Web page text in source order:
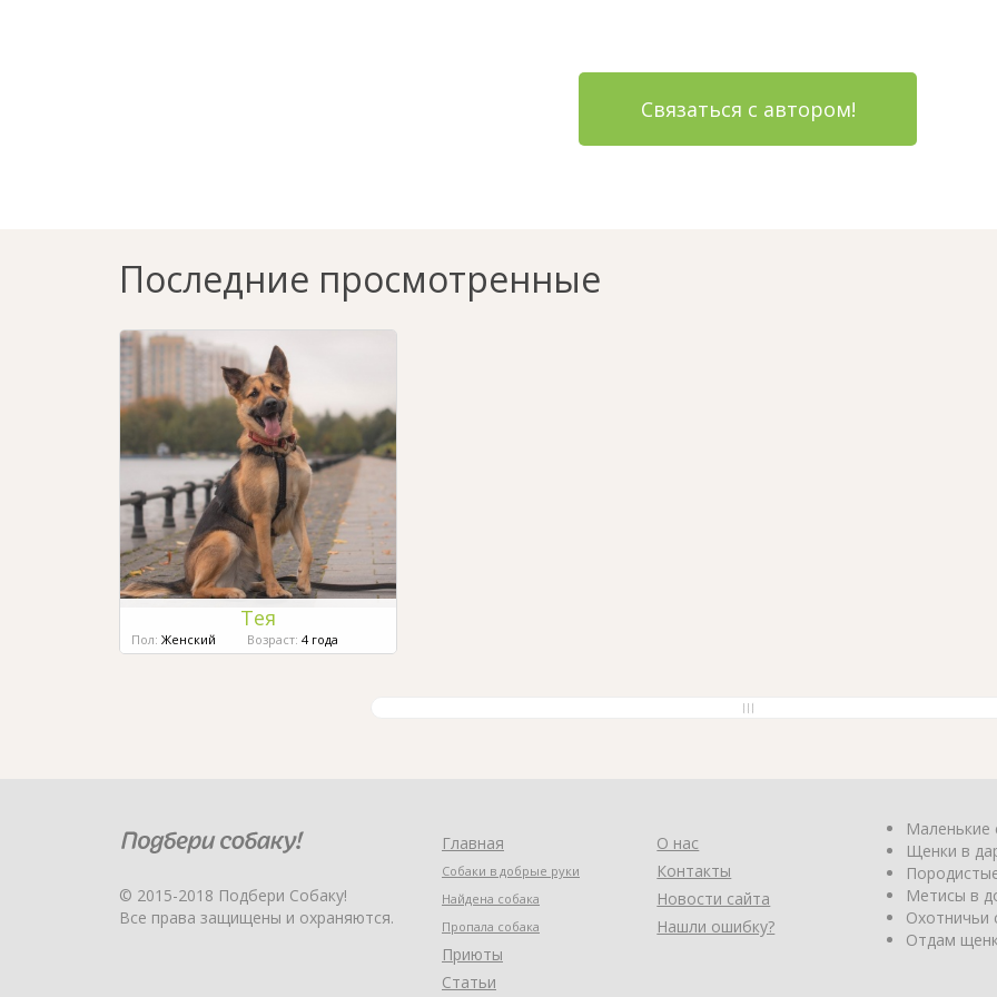
Связаться с автором!
Последние просмотренные
Тея
Пол: Женский Возраст: 4 года
© 2015-2018 Подбери Собаку!
Все права защищены и охраняются.
Главная
Собаки в добрые руки
Найдена собака
Пропала собака
Приюты
Статьи
О нас
Контакты
Новости сайта
Нашли ошибку?
Маленькие
Щенки в
Метисы в
Охотничьи
Отдам